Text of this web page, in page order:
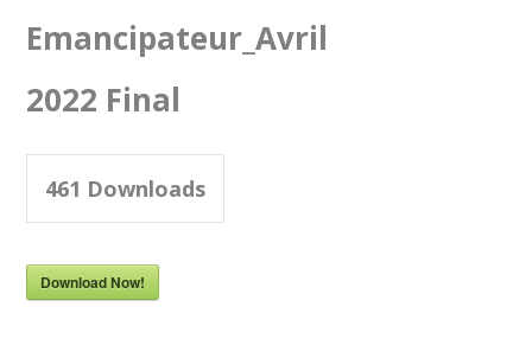
Emancipateur_Avril
2022 Final
461 Downloads
Download Now!